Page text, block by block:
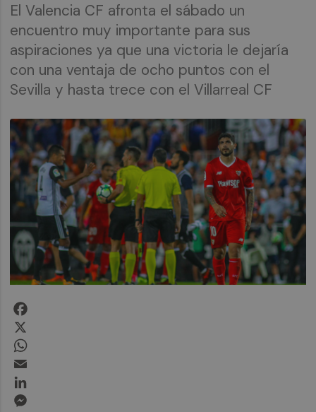
El Valencia CF afronta el sábado un
encuentro muy importante para sus
aspiraciones ya que una victoria le dejaría
con una ventaja de ocho puntos con el
Sevilla y hasta trece con el Villarreal CF